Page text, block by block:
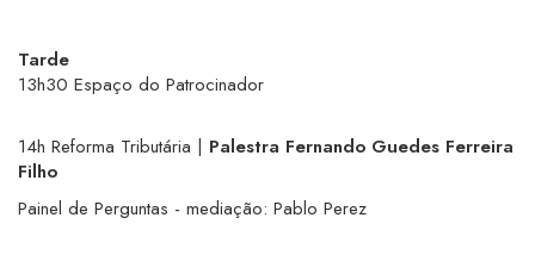
Tarde
13h30 Espaço do Patrocinador
14h Reforma Tributária | Palestra Fernando Guedes Ferreira
Filho
Painel de Perguntas - mediação: Pablo Perez